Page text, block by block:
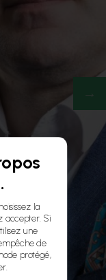
la
accepter. Si
une
de
protégé,